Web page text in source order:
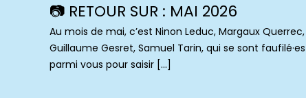
📷 RETOUR SUR : MAI 2026
Au mois de mai, c’est Ninon Leduc, Margaux Querrec,
Guillaume Gesret, Samuel Tarin, qui se sont faufilé·es
parmi vous pour saisir […]